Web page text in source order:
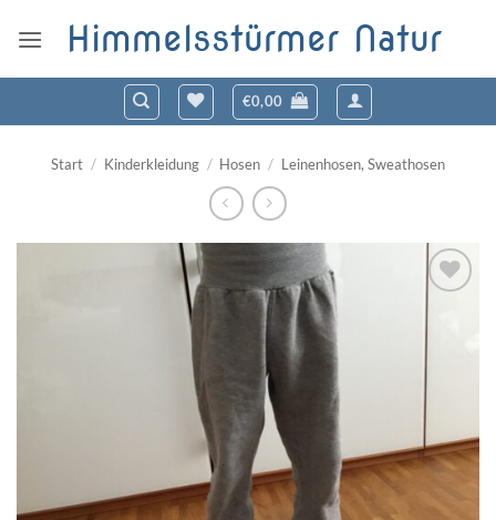
Inhalt
Himmelsstürmer Natur
€0,00
Start / Kinderkleidung / Hosen / Leinenhosen, Sweathosen
Wunschzettel